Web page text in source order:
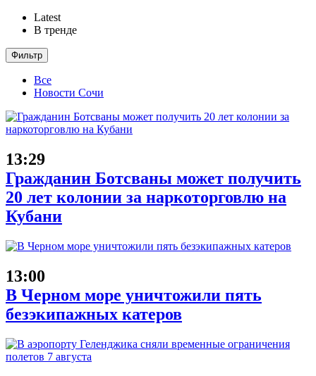
Latest
В тренде
Фильтр
Все
Новости Сочи
13:29
Гражданин Ботсваны может получить
20 лет колонии за наркоторговлю на
Кубани
13:00
В Черном море уничтожили пять
безэкипажных катеров